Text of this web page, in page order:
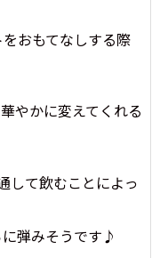
おもてなしする際
やかに変えてくれる
して飲むことによっ
弾みそうです♪